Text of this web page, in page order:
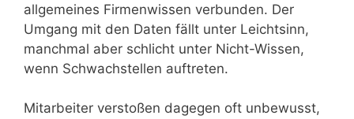
allgemeines Firmenwissen verbunden. Der
Umgang mit den Daten fällt unter Leichtsinn,
manchmal aber schlicht unter Nicht-Wissen,
wenn Schwachstellen auftreten.
Mitarbeiter verstoßen dagegen oft unbewusst,